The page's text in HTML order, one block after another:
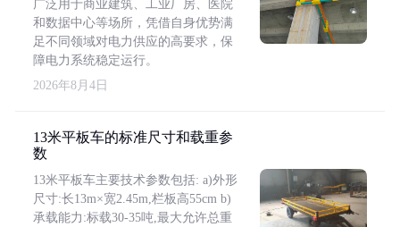
广泛用于商业建筑、工业厂房、医院
和数据中心等场所，凭借自身优势满
足不同领域对电力供应的高要求，保
障电力系统稳定运行。
2026年8月4日
13米平板车的标准尺寸和载重参
数
13米平板车主要技术参数包括: a)外形
尺寸:长13m×宽2.45m,栏板高55cm b)
承载能力:标载30-35吨,最大允许总重